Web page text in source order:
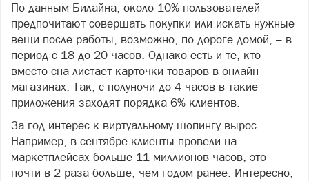
По данным Билайна, около 10% пользователей
предпочитают совершать покупки или искать нужные
вещи после работы, возможно, по дороге домой, – в
период с 18 до 20 часов. Однако есть и те, кто
вместо сна листает карточки товаров в онлайн-
магазинах. Так, с полуночи до 4 часов в такие
приложения заходят порядка 6% клиентов.
За год интерес к виртуальному шопингу вырос.
Например, в сентябре клиенты провели на
маркетплейсах больше 11 миллионов часов, это
почти в 2 раза больше, чем годом ранее. Интересно,